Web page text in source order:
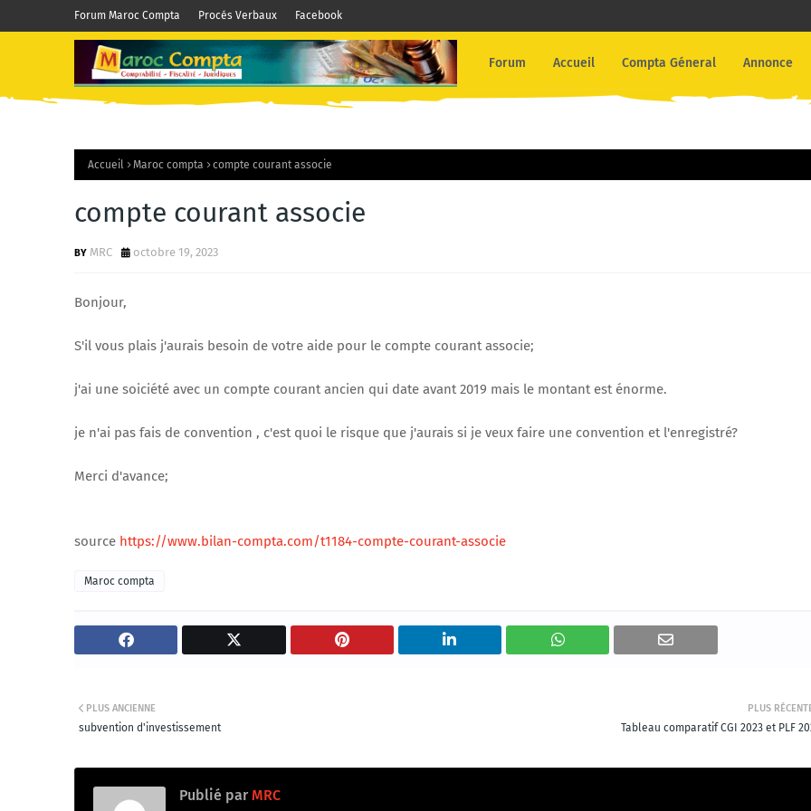
Forum Maroc Compta Procés Verbaux Facebook
Forum Accueil Compta Géneral Annonce
Accueil Maroc compta compte courant associe
compte courant associe
MRC octobre 19, 2023
Bonjour,
S'il vous plais j'aurais besoin de votre aide pour le compte courant associe;
j'ai une soiciété avec un compte courant ancien qui date avant 2019 mais le montant est énorme.
je n'ai pas fais de convention , c'est quoi le risque que j'aurais si je veux faire une convention et l'enregistré?
Merci d'avance;
source https://www.bilan-compta.com/t1184-compte-courant-associe
Maroc compta
PLUS
Tableau comparatif CGI 2023 et PLF
PLUS ANCIENNE
subvention d'investissement
Publié par MRC